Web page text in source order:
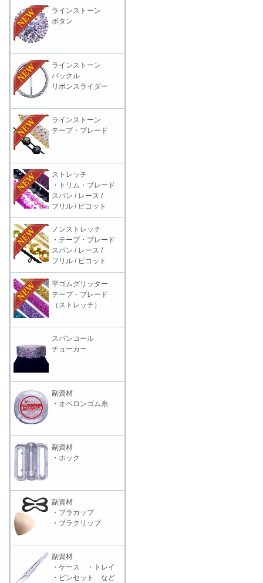
ラインストーン
ボタン
ラインストーン
バックル
リボンスライダー
ラインストーン
テープ・ブレード
ストレッチ
・トリム・ブレード
スパン / レース /
フリル / ピコット
ノンストレッチ
・テープ・ブレード
スパン / レース /
フリル / ピコット
平ゴムグリッター
テープ・ブレード
（ストレッチ）
スパンコール
チョーカー
副資材
・オペロンゴム糸
副資材
・ホック
副資材
・ブラカップ
・ブラクリップ
副資材
・ケース ・トレイ
・ピンセット など